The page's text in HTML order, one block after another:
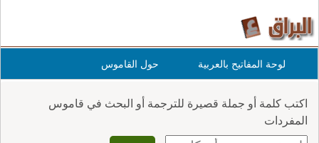
لوحة المفاتيح بالعربية حول القاموس
اكتب كلمة أو جملة قصيرة للترجمة أو البحث في قاموس
المفردات